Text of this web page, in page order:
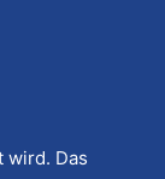
wird. Das